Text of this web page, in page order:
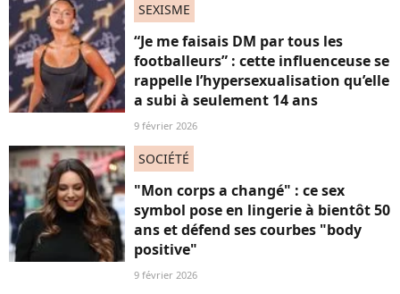
SEXISME
“Je me faisais DM par tous les
footballeurs” : cette influenceuse se
rappelle l’hypersexualisation qu’elle
a subi à seulement 14 ans
9 février 2026
SOCIÉTÉ
"Mon corps a changé" : ce sex
symbol pose en lingerie à bientôt 50
ans et défend ses courbes "body
positive"
9 février 2026